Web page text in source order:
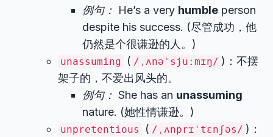
例句： He’s a very humble person
despite his success. (尽管成功，他
仍然是个很谦逊的人。)
unassuming ( /ˌʌnəˈsjuːmɪŋ/ )：不摆
架子的，不爱出风头的。
例句： She has an unassuming
nature. (她性情谦逊。)
unpretentious ( /ˌʌnprɪˈtɛnʃəs/ )：